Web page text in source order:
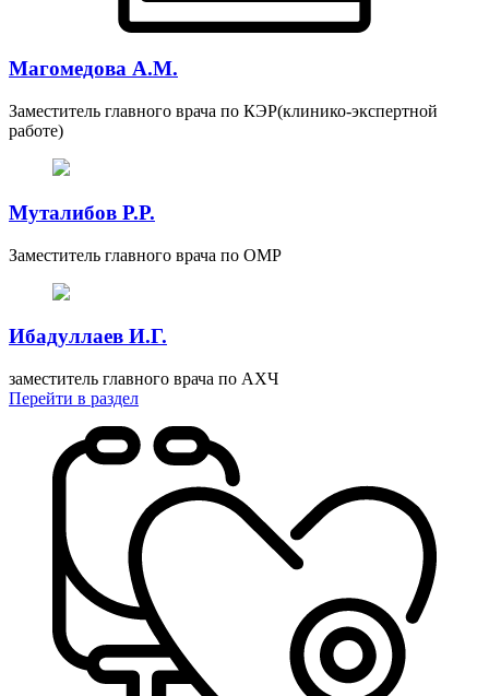
Магомедова А.М.
Заместитель главного врача по КЭР(клинико-экспертной
работе)
Муталибов Р.Р.
Заместитель главного врача по ОМР
Ибадуллаев И.Г.
заместитель главного врача по АХЧ
Перейти в раздел